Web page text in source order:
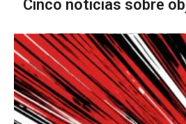
Cinco noticias sobre